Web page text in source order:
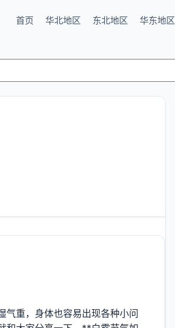
首页 华北地区 东北地区 华东地区
重，身体也容易出现各种小问